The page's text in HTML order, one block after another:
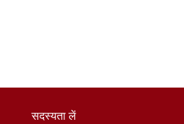
सदस्यता लें